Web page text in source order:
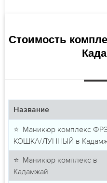
Стоимость
Название
⭐ Маникюр комплекс
КОШКА/ЛУННЫЙ в
⭐ Маникюр комплекс в
Кадамжай